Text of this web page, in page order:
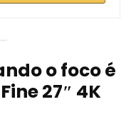
o foco é
27″ 4K